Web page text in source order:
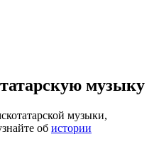
музыку
музыки,
об истории